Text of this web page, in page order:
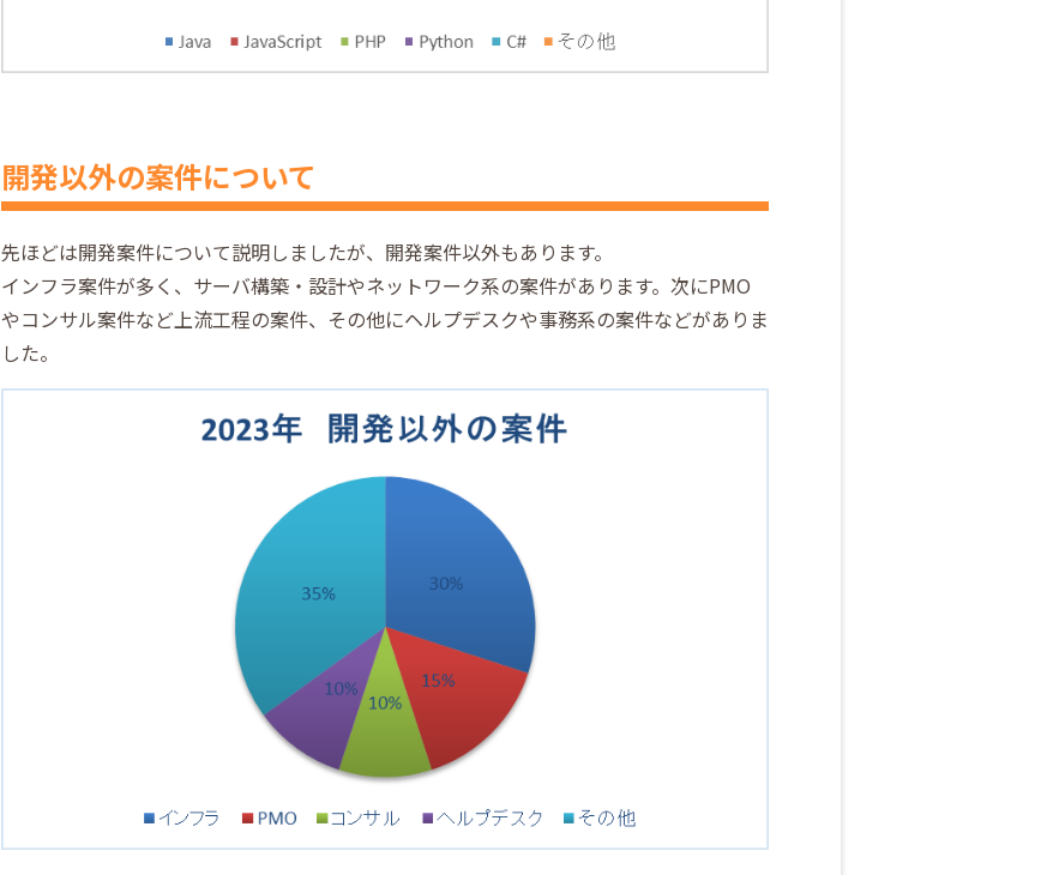
開発以外の案件について
先ほどは開発案件について説明しましたが、開発案件以外もあります。
インフラ案件が多く、サーバ構築・設計やネットワーク系の案件があります。次にPMO
やコンサル案件など上流工程の案件、その他にヘルプデスクや事務系の案件などがありま
した。